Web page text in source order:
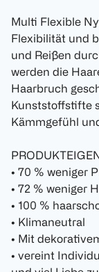
Multi Flexible
Flexibilität und
und Reißen
werden die
Haarbruch
Kunststoffstifte
Kämmgefühl
• 70 % weniger
• 72 % weniger
• 100 %
• Klimaneutral
• Mit
• vereint